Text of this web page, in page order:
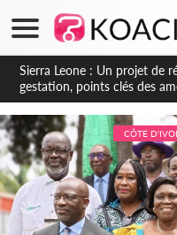
Sierra Leone : Un projet de
gestation, points clés des
CÔTE